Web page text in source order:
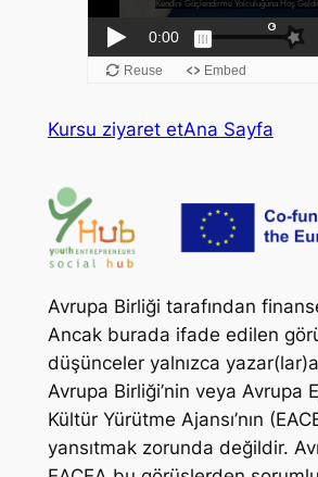
Kursu ziyaret etAna Sayfa
Avrupa Birliği tarafından
Ancak burada ifade edilen
düşünceler yalnızca
Avrupa Birliği’nin veya Avrupa
Kültür Yürütme Ajansı’nın
yansıtmak zorunda değildir.